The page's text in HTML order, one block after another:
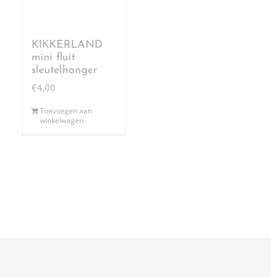
KIKKERLAND
mini fluit
sleutelhanger
€4,00
Toevoegen aan
winkelwagen